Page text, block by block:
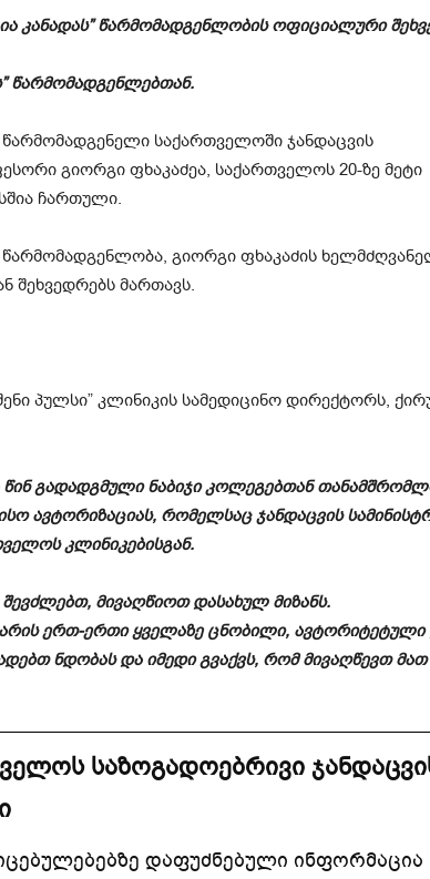
კანადას” წარმომადგენლობის ოფიციალური
წარმომადგენლებთან.
საქართველოში ჯანდაცვის
გიორგი ფხაკაძეა, საქართველოს 20-ზე მეტი
ჩართული.
წარმომადგენლობა, გიორგი ფხაკაძის
შეხვედრებს მართავს.
პულსი” კლინიკის სამედიცინო დირექტორს,
წინ გადადგმული ნაბიჯი კოლეგებთან
ავტორიზაციას, რომელსაც ჯანდაცვის
კლინიკებისგან.
მივაღწიოთ დასახულ მიზანს.
ერთ-ერთი ყველაზე ცნობილი, ავტორიტეტული
ნდობას და იმედი გვაქვს, რომ მივაღწევთ მათ
საზოგადოებრივი
დაფუძნებული ინფორმაცია